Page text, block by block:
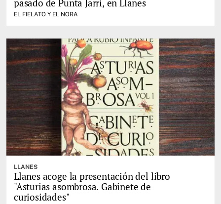
pasado de Punta Jarri, en Llanes
EL FIELATO Y EL NORA
LLANES
Llanes acoge la presentación del libro
"Asturias asombrosa. Gabinete de
curiosidades"